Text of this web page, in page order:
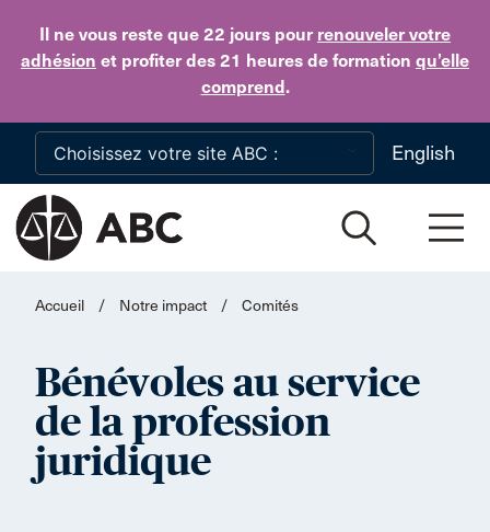
Il ne vous reste que 22 jours pour renouveler votre
adhésion et profiter des 21 heures de formation qu’elle
comprend.
Skip to main content
English
Accueil / Notre impact / Comités
Bénévoles au service
de la profession
juridique